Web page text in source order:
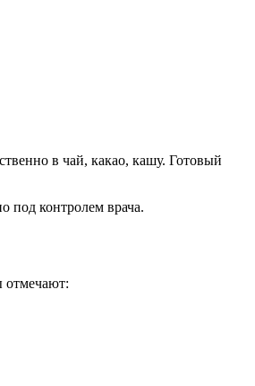
в чай, какао, кашу. Готовый
под контролем врача.
отмечают: